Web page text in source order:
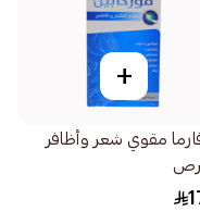
+
مقوي شعر وأظافر